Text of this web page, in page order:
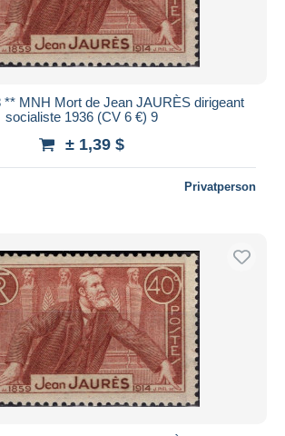
** MNH Mort de Jean JAURÈS dirigeant
socialiste 1936 (CV 6 €) 9
± 1,39 $
Privatperson